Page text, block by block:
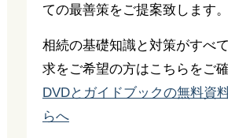
ての最善策をご提案致します。
相続の基礎知識と対策がすべ
求をご希望の方はこちらをご
DVDとガイドブックの無料資
らへ